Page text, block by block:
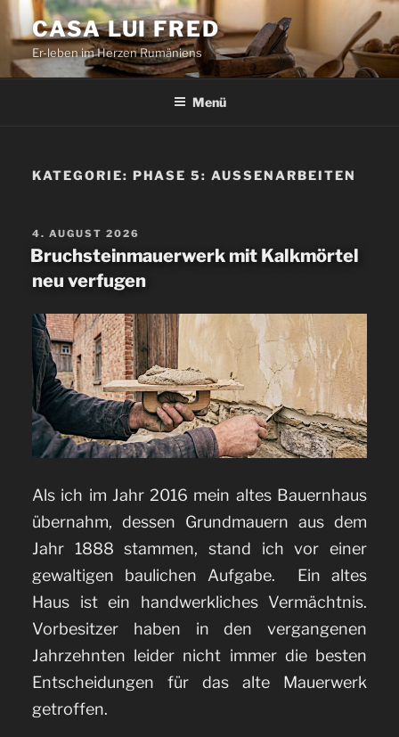
Zum
Inhalt
springen
CASA LUI FRED
Er-leben im Herzen Rumäniens
Menü
KATEGORIE: PHASE 5: AUSSENARBEITEN
VERÖFFENTLICHT
AM
4. AUGUST 2026
Bruchsteinmauerwerk mit Kalkmörtel
neu verfugen
Als ich im Jahr 2016 mein altes Bauernhaus
übernahm, dessen Grundmauern aus dem
Jahr 1888 stammen, stand ich vor einer
gewaltigen baulichen Aufgabe. Ein altes
Haus ist ein handwerkliches Vermächtnis.
Vorbesitzer haben in den vergangenen
Jahrzehnten leider nicht immer die besten
Entscheidungen für das alte Mauerwerk
getroffen.